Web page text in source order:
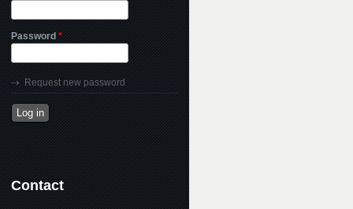
Password *
Request new password
Contact